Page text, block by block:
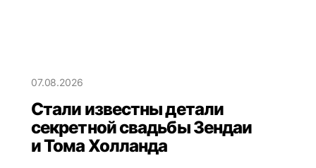
07.08.2026
Стали известны детали
секретной свадьбы Зендаи
и Тома Холланда